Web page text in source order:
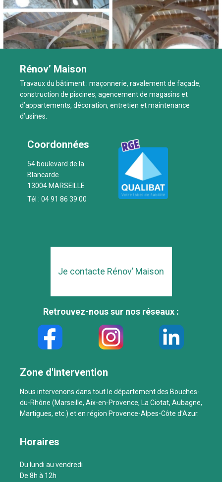
Rénov’ Maison
Travaux du bâtiment : maçonnerie, ravalement de façade,
construction de piscines, agencement de magasins et
d’appartements, décoration, entretien et maintenance
d’usines.
Coordonnées
54 boulevard de la
Blancarde
13004 MARSEILLE
Tél : 04 91 86 39 00
Je contacte Rénov’ Maison
Retrouvez-nous sur nos réseaux :
Zone d'intervention
Nous intervenons dans tout le département des Bouches-
du-Rhône (Marseille, Aix-en-Provence, La Ciotat, Aubagne,
Martigues, etc.) et en région Provence-Alpes-Côte d’Azur.
Horaires
Du lundi au vendredi
De 8h à 12h